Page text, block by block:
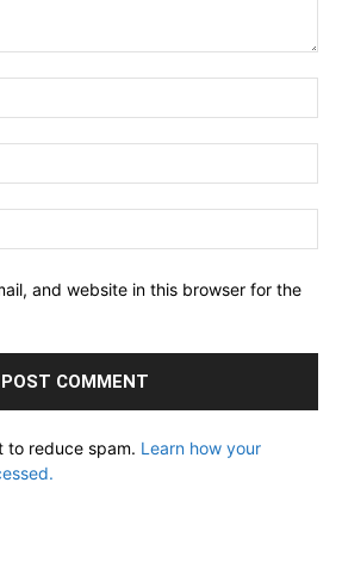
and website in this browser for the
to reduce spam. Learn how your